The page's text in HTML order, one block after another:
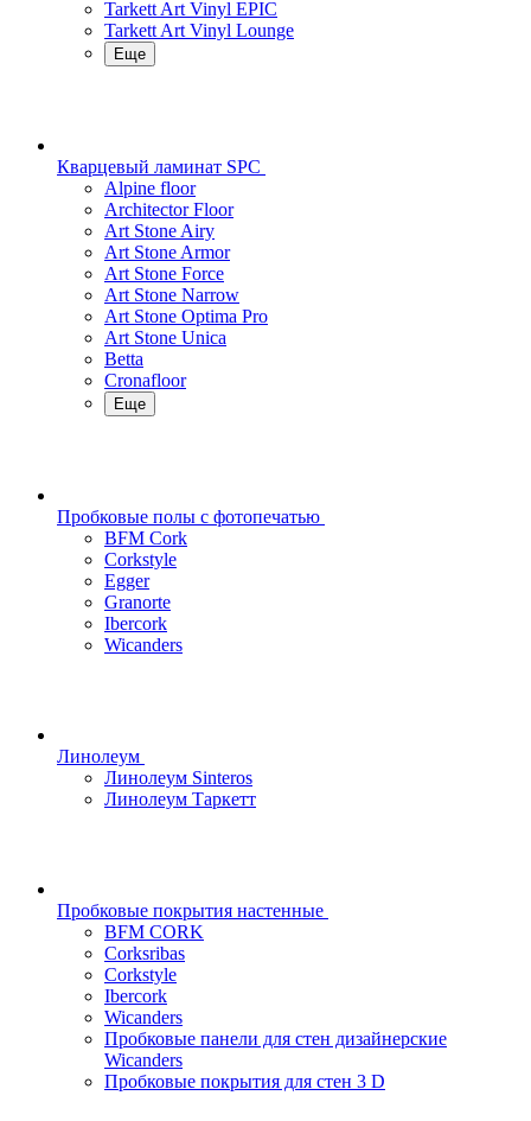
Tarkett Art Vinyl EPIC
Tarkett Art Vinyl Lounge
Еще
Кварцевый ламинат SPC
Alpine floor
Architector Floor
Art Stone Airy
Art Stone Armor
Art Stone Force
Art Stone Narrow
Art Stone Optima Pro
Art Stone Unica
Betta
Cronafloor
Еще
Пробковые полы с фотопечатью
BFM Cork
Corkstyle
Egger
Granorte
Ibercork
Wicanders
Линолеум
Линолеум Sinteros
Линолеум Таркетт
Пробковые покрытия настенные
BFM CORK
Corksribas
Corkstyle
Ibercork
Wicanders
Пробковые панели для стен дизайнерские
Wicanders
Пробковые покрытия для стен 3 D